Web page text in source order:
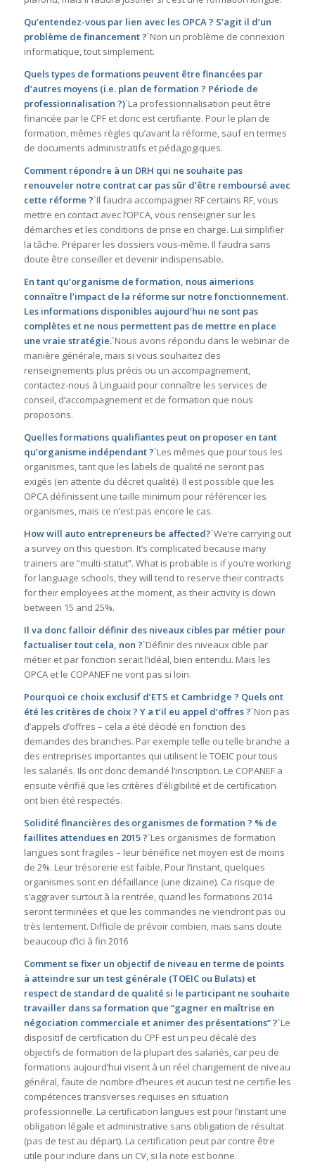
Qu’entendez-vous par lien avec les OPCA ? S’agit il d’un
problème de financement ?`Non un problème de connexion
informatique, tout simplement.
Quels types de formations peuvent être financées par
d’autres moyens (i.e. plan de formation ? Période de
professionnalisation ?)`La professionnalisation peut être
financée par le CPF et donc est certifiante. Pour le plan de
formation, mêmes règles qu’avant la réforme, sauf en termes
de documents administratifs et pédagogiques.
Comment répondre à un DRH qui ne souhaite pas
renouveler notre contrat car pas sûr d’être remboursé avec
cette réforme ?`Il faudra accompagner RF certains RF, vous
mettre en contact avec l’OPCA, vous renseigner sur les
démarches et les conditions de prise en charge. Lui simplifier
la tâche. Préparer les dossiers vous-même. Il faudra sans
doute être conseiller et devenir indispensable.
En tant qu’organisme de formation, nous aimerions
connaître l’impact de la réforme sur notre fonctionnement.
Les informations disponibles aujourd’hui ne sont pas
complètes et ne nous permettent pas de mettre en place
une vraie stratégie.`Nous avons répondu dans le webinar de
manière générale, mais si vous souhaitez des
renseignements plus précis ou un accompagnement,
contactez-nous à Linguaid pour connaître les services de
conseil, d’accompagnement et de formation que nous
proposons.
Quelles formations qualifiantes peut on proposer en tant
qu’organisme indépendant ?`Les mêmes que pour tous les
organismes, tant que les labels de qualité ne seront pas
exigés (en attente du décret qualité). Il est possible que les
OPCA définissent une taille minimum pour référencer les
organismes, mais ce n’est pas encore le cas.
How will auto entrepreneurs be affected?`We’re carrying out
a survey on this question. It’s complicated because many
trainers are “multi-statut”. What is probable is if you’re working
for language schools, they will tend to reserve their contracts
for their employees at the moment, as their activity is down
between 15 and 25%.
Il va donc falloir définir des niveaux cibles par métier pour
factualiser tout cela, non ?`Définir des niveaux cible par
métier et par fonction serait l’idéal, bien entendu. Mais les
OPCA et le COPANEF ne vont pas si loin.
Pourquoi ce choix exclusif d’ETS et Cambridge ? Quels ont
été les critères de choix ? Y a t’il eu appel d’offres ?`Non pas
d’appels d’offres – cela a été décidé en fonction des
demandes des branches. Par exemple telle ou telle branche a
des entreprises importantes qui utilisent le TOEIC pour tous
les salariés. Ils ont donc demandé l’inscription. Le COPANEF a
ensuite vérifié que les critères d’éligibilité et de certification
ont bien été respectés.
Solidité financières des organismes de formation ? % de
faillites attendues en 2015 ?`Les organismes de formation
langues sont fragiles – leur bénéfice net moyen est de moins
de 2%. Leur trésorerie est faible. Pour l’instant, quelques
organismes sont en défaillance (une dizaine). Ca risque de
s’aggraver surtout à la rentrée, quand les formations 2014
seront terminées et que les commandes ne viendront pas ou
très lentement. Difficile de prévoir combien, mais sans doute
beaucoup d’ici à fin 2016
Comment se fixer un objectif de niveau en terme de points
à atteindre sur un test générale (TOEIC ou Bulats) et
respect de standard de qualité si le participant ne souhaite
travailler dans sa formation que “gagner en maîtrise en
négociation commerciale et animer des présentations” ?`Le
dispositif de certification du CPF est un peu décalé des
objectifs de formation de la plupart des salariés, car peu de
formations aujourd’hui visent à un réel changement de niveau
général, faute de nombre d’heures et aucun test ne certifie les
compétences transverses requises en situation
professionnelle. La certification langues est pour l’instant une
obligation légale et administrative sans obligation de résultat
(pas de test au départ). La certification peut par contre être
utile pour inclure dans un CV, si la note est bonne.